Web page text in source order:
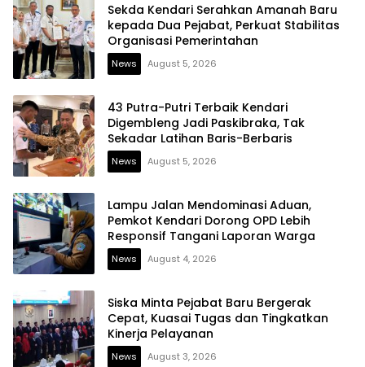
Sekda Kendari Serahkan Amanah Baru
kepada Dua Pejabat, Perkuat Stabilitas
Organisasi Pemerintahan
News August 5, 2026
43 Putra-Putri Terbaik Kendari
Digembleng Jadi Paskibraka, Tak
Sekadar Latihan Baris-Berbaris
News August 5, 2026
Lampu Jalan Mendominasi Aduan,
Pemkot Kendari Dorong OPD Lebih
Responsif Tangani Laporan Warga
News August 4, 2026
Siska Minta Pejabat Baru Bergerak
Cepat, Kuasai Tugas dan Tingkatkan
Kinerja Pelayanan
News August 3, 2026